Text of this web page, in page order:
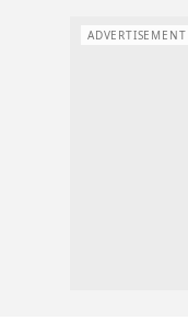
ADVERTISEMENT